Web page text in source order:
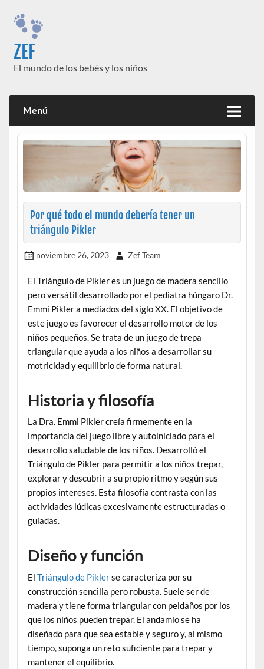
contenido
ZEF
El mundo de los bebés y los niños
Menú
Por qué todo el mundo debería tener un
triángulo Pikler
noviembre 26, 2023 Zef Team
El Triángulo de Pikler es un juego de madera sencillo
pero versátil desarrollado por el pediatra húngaro Dr.
Emmi Pikler a mediados del siglo XX. El objetivo de
este juego es favorecer el desarrollo motor de los
niños pequeños. Se trata de un juego de trepa
triangular que ayuda a los niños a desarrollar su
motricidad y equilibrio de forma natural.
Historia y filosofía
La Dra. Emmi Pikler creía firmemente en la
importancia del juego libre y autoiniciado para el
desarrollo saludable de los niños. Desarrolló el
Triángulo de Pikler para permitir a los niños trepar,
explorar y descubrir a su propio ritmo y según sus
propios intereses. Esta filosofía contrasta con las
actividades lúdicas excesivamente estructuradas o
guiadas.
Diseño y función
El Triángulo de Piklerse caracteriza por su
construcción sencilla pero robusta. Suele ser de
madera y tiene forma triangular con peldaños por los
que los niños pueden trepar. El andamio se ha
diseñado para que sea estable y seguro y, al mismo
tiempo, suponga un reto suficiente para trepar y
mantener el equilibrio.